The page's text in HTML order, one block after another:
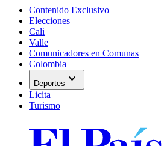
Contenido Exclusivo
Elecciones
Cali
Valle
Comunicadores en Comunas
Colombia
Deportes expand_more
Licita
Turismo